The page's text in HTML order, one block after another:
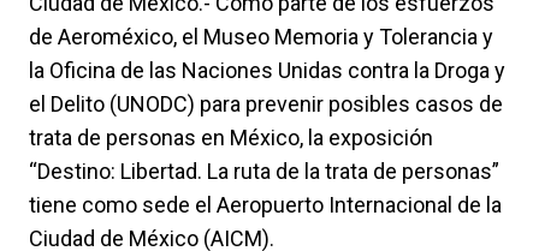
de Aeroméxico, el Museo Memoria y Tolerancia y
la Oficina de las Naciones Unidas contra la Droga y
el Delito (UNODC) para prevenir posibles casos de
trata de personas en México, la exposición
“Destino: Libertad. La ruta de la trata de personas”
tiene como sede el Aeropuerto Internacional de la
Ciudad de México (AICM).